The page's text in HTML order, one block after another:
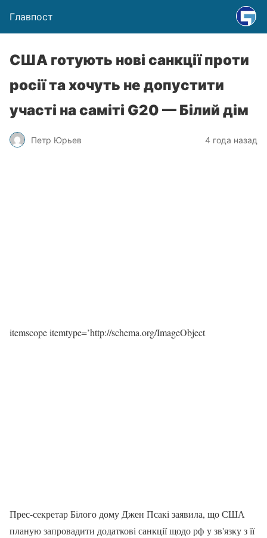
Главпост
США готують нові санкції проти
росії та хочуть не допустити
участі на саміті G20 — Білий дім
Петр Юрьев 4 года назад
itemscope itemtype=’http://schema.org/ImageObject
Прес-секретар Білого дому Джен Псакі заявила, що США
планую запровадити додаткові санкції щодо рф у зв'язку з її